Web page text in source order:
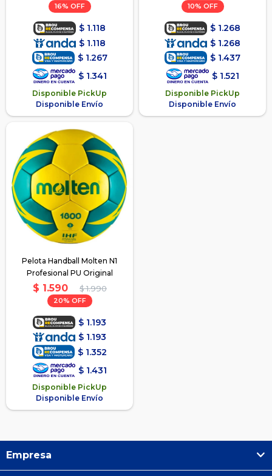
16
$ 1.118
$ 1.118
$ 1.267
$ 1.341
Disponible PickUp
Disponible Envío
10
$ 1.268
$ 1.268
$ 1.437
$ 1.521
Disponible PickUp
Disponible Envío
Pelota Handball Molten N1
Profesional PU Original
$ 1.590 $ 1.990
20
$ 1.193
$ 1.193
$ 1.352
$ 1.431
Disponible PickUp
Disponible Envío
Empresa